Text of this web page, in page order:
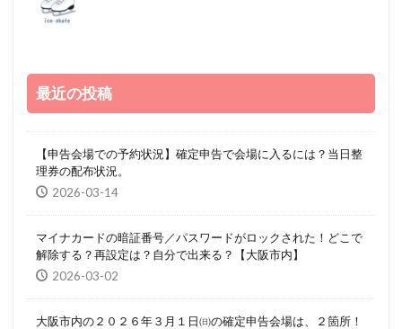
最近の投稿
【申告会場での予約状況】確定申告で会場に入るには？当日整
理券の配布状況。
2026-03-14
マイナカードの暗証番号／パスワードがロックされた！どこで
解除する？再設定は？自分で出来る？【大阪市内】
2026-03-02
大阪市内の２０２６年３月１日㈰の確定申告会場は、２箇所！